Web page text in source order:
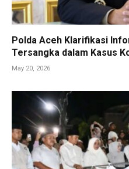
Polda Aceh Klarifikasi
Tersangka dalam Kasus
May 20, 2026